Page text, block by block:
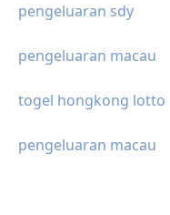
pengeluaran sdy
pengeluaran macau
togel hongkong lotto
pengeluaran macau